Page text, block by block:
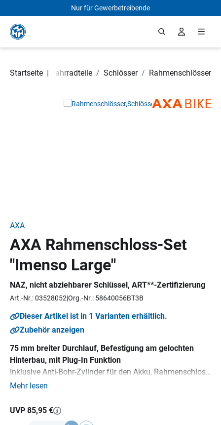
Zum Hauptinhalt springen
Nur für Gewerbetreibende
Startseite | Fahrradteile / Schlösser / Rahmenschlösser
Bildergalerie überspringen
AXA
AXA Rahmenschloss-Set
"Imenso Large"
NAZ, nicht abziehbarer Schlüssel, ART**-Zertifizierung
Art.-Nr.: 03528052 Org.-Nr.: 58640056BT3B
Dieser Artikel ist in 1 Varianten erhältlich.
Zubehör anzeigen
75 mm breiter Durchlauf, Befestigung am gelochten
Hinterbau, mit Plug-In Funktion
Inklusive Anti-Bohr-Zylinder für den Akku, Rahmenschloss
und Akkuschloss sind gleichschließend, gehärteter
Bedienknopf, Kindersicherung, 2 Wendeschlüssel,
Schlüsselservice, AXA Safety-Index: 12, Gewicht: 730 g
Mehr lesen
UVP 85,95 €